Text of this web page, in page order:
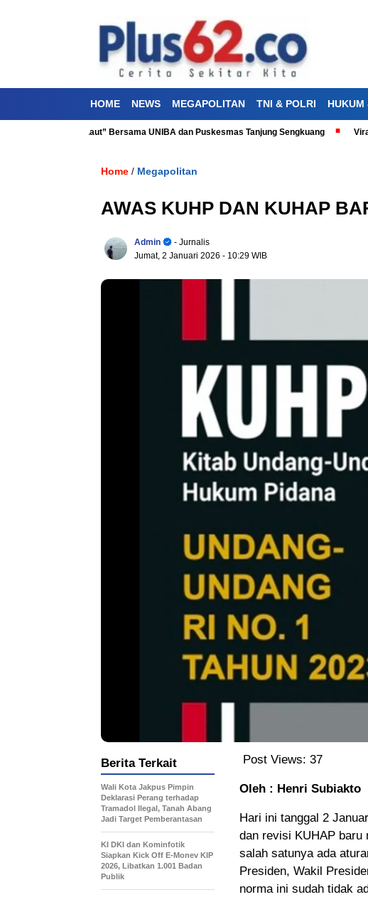
HOME NEWS MEGAPOLITAN TNI & POLRI HUKUM
Cinta Laut” Bersama UNIBA dan Puskesmas Tanjung Sengkuang Viral!
Home / Megapolitan
AWAS KUHP DAN KUHAP
Admin
- Jurnalis
Jumat, 2 Januari 2026 - 10:29 WIB
Post Views: 37
Oleh : Henri Subiakto
Hari ini tanggal 2
dan revisi KUHAP baru
salah satunya ada
Presiden, Wakil
norma ini sudah tidak
Berita Terkait
Wali Kota Jakpus Pimpin
Deklarasi Perang terhadap
Tramadol Ilegal, Tanah Abang
Jadi Target Pemberantasan
KI DKI dan Kominfotik
Siapkan Kick Off E-Monev KIP
2026, Libatkan 1.001 Badan
Publik